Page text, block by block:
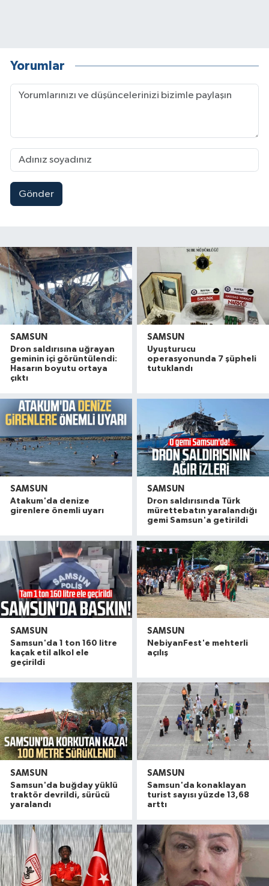
Yorumlar
Gönder
SAMSUN
Dron saldırısına uğrayan
geminin içi görüntülendi:
Hasarın boyutu ortaya
çıktı
SAMSUN
Uyuşturucu
operasyonunda 7 şüpheli
tutuklandı
SAMSUN
Atakum'da denize
girenlere önemli uyarı
SAMSUN
Dron saldırısında Türk
mürettebatın yaralandığı
gemi Samsun'a getirildi
SAMSUN
Samsun'da 1 ton 160 litre
kaçak etil alkol ele
geçirildi
SAMSUN
NebiyanFest'e mehterli
açılış
SAMSUN
Samsun'da buğday yüklü
traktör devrildi, sürücü
yaralandı
SAMSUN
Samsun'da konaklayan
turist sayısı yüzde 13,68
arttı